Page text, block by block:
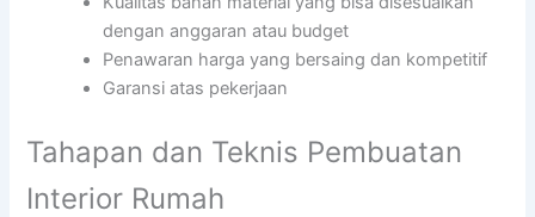
dengan anggaran atau budget
Penawaran harga yang bersaing dan kompetitif
Garansi atas pekerjaan
Tahapan dan Teknis Pembuatan
Interior Rumah